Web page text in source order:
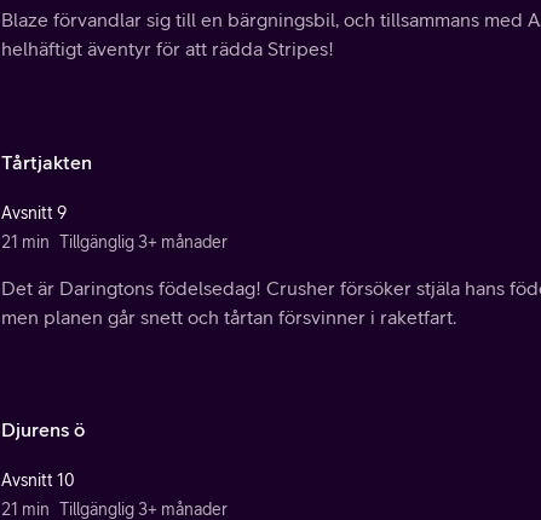
Blaze förvandlar sig till en bärgningsbil, och tillsammans med
helhäftigt äventyr för att rädda Stripes!
Tårtjakten
Avsnitt 9
21 min Tillgänglig 3+ månader
Det är Daringtons födelsedag! Crusher försöker stjäla hans
men planen går snett och tårtan försvinner i raketfart.
Djurens ö
Avsnitt 10
21 min Tillgänglig 3+ månader